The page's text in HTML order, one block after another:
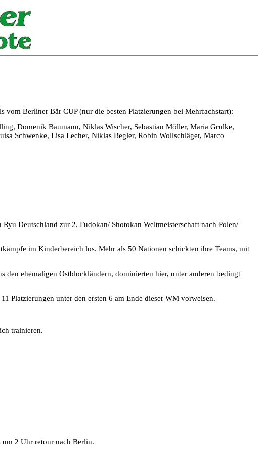
Berliner Bär CUP (nur die besten Platzierungen bei Mehrfachstart):
Domenik Baumann, Niklas Wischer, Sebastian Möller, Maria Grulke,
Schwenke, Lisa Lecher, Niklas Begler, Robin Wollschläger, Marco
Deutschland zur 2. Fudokan/ Shotokan Weltmeisterschaft nach Polen/
im Kinderbereich los. Mehr als 50 Nationen schickten ihre Teams, mit
den ehemaligen Ostblockländern, dominierten hier, unter anderen bedingt
Platzierungen unter den ersten 6 am Ende dieser WM vorweisen.
trainieren.
um 2 Uhr retour nach Berlin.